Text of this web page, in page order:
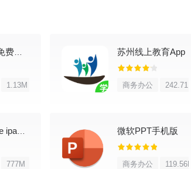
业版）进行同步。也支持与Google日历、
步。
清晰，阅读起来更顺手。
子节点都能清楚看到。
整理起来比较省心。
码和其他敏感信息。
u钙网logo免费设计app
1.13M
苏州线上教育App
商务办公 242.71M
WPS Office ipad版
777M
微软PPT手机版
商务办公 119.56M